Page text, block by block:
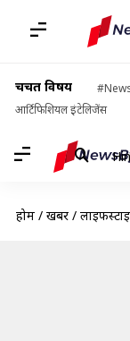
चर्चित विषय
आर्टिफिशियल इंटेलिजेंस
होम / खबरें /